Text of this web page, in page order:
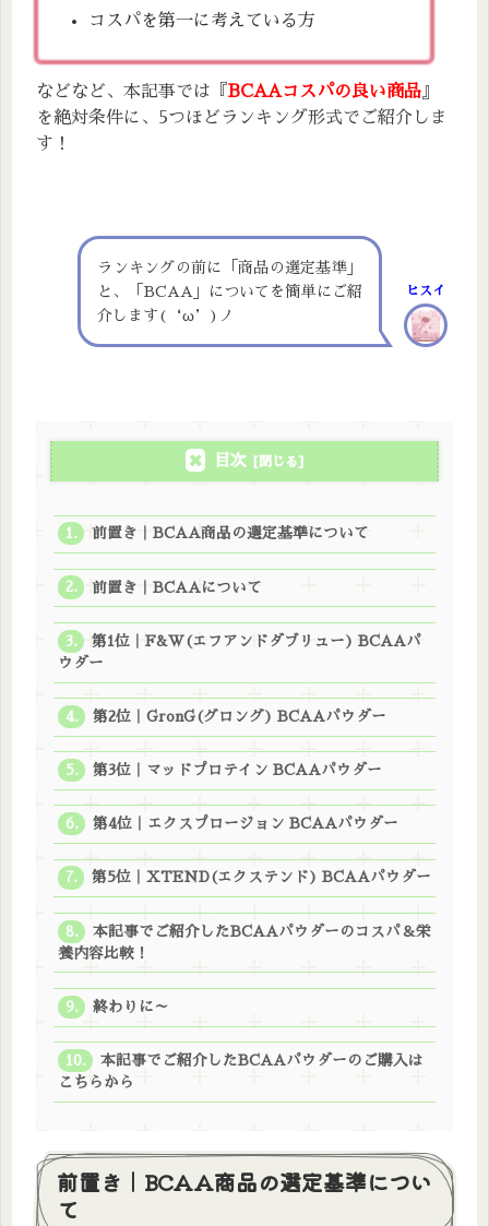
コスパを第一に考えている方
などなど、本記事では『 BCAAコスパの良い商品』
を絶対条件に、5つほどランキング形式でご紹介しま
す！
ランキングの前に「商品の選定基準」
と、「BCAA」についてを簡単にご紹
介します(‘ω’)ノ
ヒスイ
目次
前置き｜BCAA商品の選定基準について
前置き｜BCAAについて
第1位｜F&W(エフアンドダブリュー) BCAAパ
ウダー
第2位｜GronG(グロング) BCAAパウダー
第3位｜マッドプロテイン BCAAパウダー
第4位｜エクスプロージョン BCAAパウダー
第5位｜XTEND(エクステンド) BCAAパウダー
本記事でご紹介したBCAAパウダーのコスパ＆栄
養内容比較！
終わりに～
本記事でご紹介したBCAAパウダーのご購入は
こちらから
前置き｜BCAA商品の選定基準につい
て